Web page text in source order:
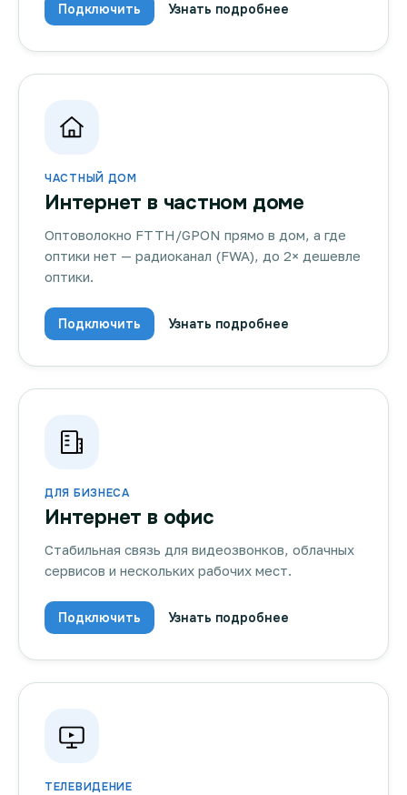
Подключить Узнать подробнее
ЧАСТНЫЙ ДОМ
Интернет в частном доме
Оптоволокно FTTH/GPON прямо в дом, а где
оптики нет — радиоканал (FWA), до 2× дешевле
оптики.
Подключить Узнать подробнее
ДЛЯ БИЗНЕСА
Интернет в офис
Стабильная связь для видеозвонков, облачных
сервисов и нескольких рабочих мест.
Подключить Узнать подробнее
ТЕЛЕВИДЕНИЕ